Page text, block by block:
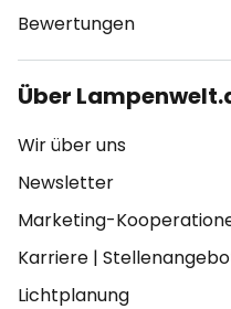
Bewertungen
Über
Wir über uns
Newsletter
Marketing-
Karriere |
Lichtplanung